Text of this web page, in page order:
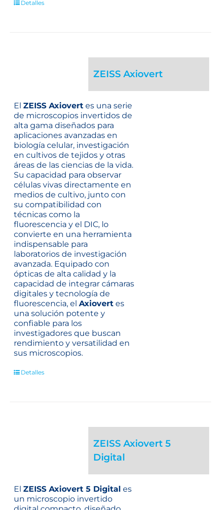
Detalles
ZEISS Axiovert
ElZEISS Axiovert es una serie
de microscopios invertidos de
alta gama diseñados para
aplicaciones avanzadas en
biología celular, investigación
en cultivos de tejidos y otras
áreas de las ciencias de la vida.
Su capacidad para observar
células vivas directamente en
medios de cultivo, junto con
su compatibilidad con
técnicas como la
fluorescencia y el DIC, lo
convierte en una herramienta
indispensable para
laboratorios de investigación
avanzada. Equipado con
ópticas de alta calidad y la
capacidad de integrar cámaras
digitales y tecnología de
fluorescencia, elAxiovert es
una solución potente y
confiable para los
investigadores que buscan
rendimiento y versatilidad en
sus microscopios.
Detalles
ZEISS Axiovert 5
Digital
ElZEISS Axiovert 5 Digital es
un microscopio invertido